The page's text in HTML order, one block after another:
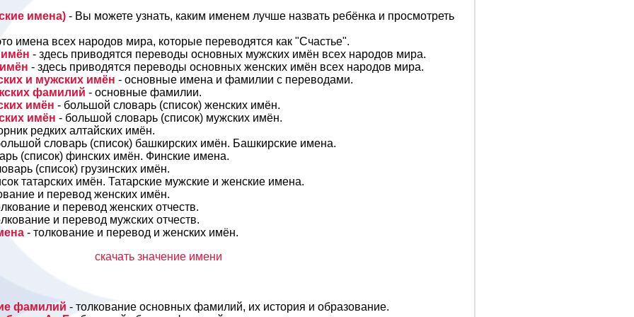
имена) - Вы можете узнать, каким именем лучше назвать ребёнка и просмотреть
имена всех народов мира, которые переводятся как "Счастье".
- здесь приводятся переводы основных мужских имён всех народов мира.
- здесь приводятся переводы основных женских имён всех народов мира.
и мужских имён - основные имена и фамилии с переводами.
фамилий - основные фамилии.
имён - большой словарь (список) женских имён.
имён - большой словарь (список) мужских имён.
редких алтайских имён.
словарь (список) башкирских имён. Башкирские имена.
(список) финских имён. Финские имена.
(список) грузинских имён.
татарских имён. Татарские мужские и женские имена.
и перевод женских имён.
и перевод женских отчеств.
и перевод мужских отчеств.
- толкование и перевод и женских имён.
скачать значение имени
фамилий - толкование основных фамилий, их история и образование.